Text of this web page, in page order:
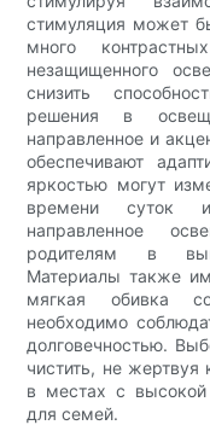
стимуляция может
много
незащищенного
снизить
решения в
направленное и
обеспечивают
яркостью могут
времени суток
направленное
родителям в
Материалы также
мягкая обивка
необходимо
долговечностью.
чистить, не
в местах с высокой
для семей.